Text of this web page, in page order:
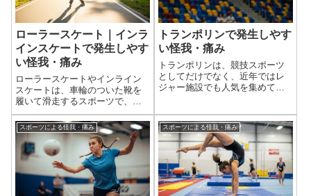
ローラースケート｜インラ
インスケートで発生しやす
い怪我・痛み
ローラースケートやインライン
スケートは、車輪のついた靴を
履いて滑走するスポーツで、レ
クリエーションからスピード競
技、アクロバティックなトリッ
クまで様々な楽しみ方がありま
す。滑走中のバランスの維持、
転倒、そして高速での衝突が伴
うため、手首、肘...
トランポリンで発生しやす
い怪我・痛み
トランポリンは、競技スポーツ
としてだけでなく、近年ではレ
ジャー施設でも人気を集めてい
衝撃により、身体に大きな負担
がかかるスポーツです。特に、
頸部（首）、脊柱（背骨）、足
首、膝、手首に、...
スポーツによる怪我・痛み スポーツによる怪我・痛み